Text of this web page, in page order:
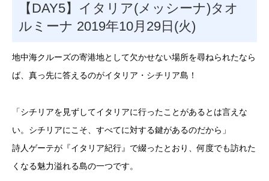
【DAY5】イタリア(メッシーナ)タオ
ルミーナ 2019年10月29日(火)
地中海クルーズの寄港地として欠かせない場所を尋ねられたなら
ば、真っ先に答えるのがイタリア・シチリア島！
「シチリアを見ずしてイタリアに行ったことがあるとは言えな
い。シチリアにこそ、すべてに対する鍵があるのだから」
詩人ゲーテが『イタリア紀行』で綴ったとおり、何度でも訪れた
くなる魅力溢れる島の一つです。